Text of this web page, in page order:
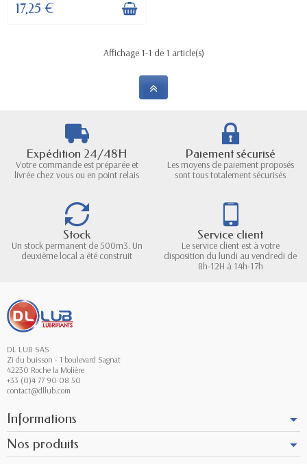
17,25 €
Affichage 1-1 de 1 article(s)
Expédition 24/48H
Votre commande est préparée et
livrée chez vous ou en point relais
Paiement sécurisé
Les moyens de paiement proposés
sont tous totalement sécurisés
Stock
Un stock permanent de 500m3. Un
deuxième local a été construit
Service client
Le service client est à votre
disposition du lundi au vendredi de
8h-12H à 14h-17h
DL LUB SAS
Zi du buisson - 1 boulevard Sagnat
42230 Roche la Molière
+33 (0)4 77 90 08 50
contact@dllub.com
Informations
Nos produits